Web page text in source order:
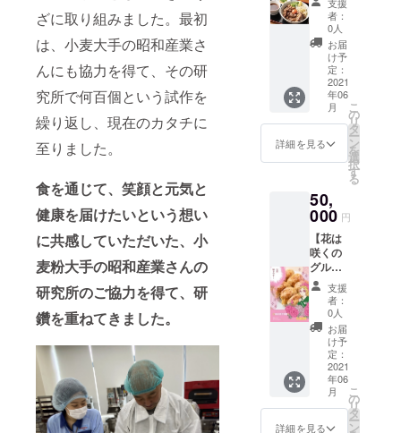
ざに取り組みました。最初
は、小麦大手の昭和産業さ
んにも協力を得て、その研
究所で何百個という試作を
繰り返し、現在のカタチに
至りました。
食を通じて、笑顔と元気と
健康を届けたいという想い
に共感していただいた、 小
麦粉大手の昭和産業さんの
研究所のご協力を得て、研
鑽を重ねてきました。
をご用
意しま
す。 人
数分の
エプロ
ン、帽
子また
はバン
等、マ
スクは
い。 こ
のリ
ターン
は開催
日のご
予約方
法等を
メール
でお送
りさせ
ていた
だきま
す。
ぎょう
ざの焼
き方レ
シピと
その動
画リン
ク付
き。 冷
凍発
送、宅
順次発
送いた
しま
す。 発
送先が
複数の
場合や
発送時
期のご
希望ご
ざいま
したら
備考欄
にご記
入くだ
した。
Donさ
ん/世界
のうど
んシェ
フ Don
さん/飲
食の太
陽Don
の2つの
ネルを
お選び
い。 こ
のリ
ターン
はメー
ルでお
届けし
ます。
6月以降
の発送
を予定
してい
ます。
で使え
る食事
券＋お
持ち帰
り餃子
券】 餃
子だけ
じゃな
い 花は
咲くの
店舗で
ける食
事券
「餃子
の花は
咲く
荻窪
店」は
もちろ
んのこ
と、 花
は咲く
のグ
ループ
全店
「讃岐
のおう
どん
支援
者：
0人
お届
け予
定：
2021
年06
月
詳細を見る
こ
の
リ
タ
ー
ン
を
選
択
す
る
50,
000 円
【花は
咲くの
グルー
プ全店
で使え
る食事
券＋お
持ち帰
り餃子
券】 餃
子だけ
じゃな
い 花は
咲くの
支援
者：
0人
お届
け予
定：
2021
年06
月
詳細を見る
こ
の
リ
タ
ー
ン